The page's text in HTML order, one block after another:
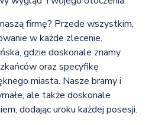
firmę? Przede wszystkim,
w każde zlecenie.
gdzie doskonale znamy
oraz specyfikę
miasta. Nasze bramy i
ale także doskonale
dodając uroku każdej posesji.